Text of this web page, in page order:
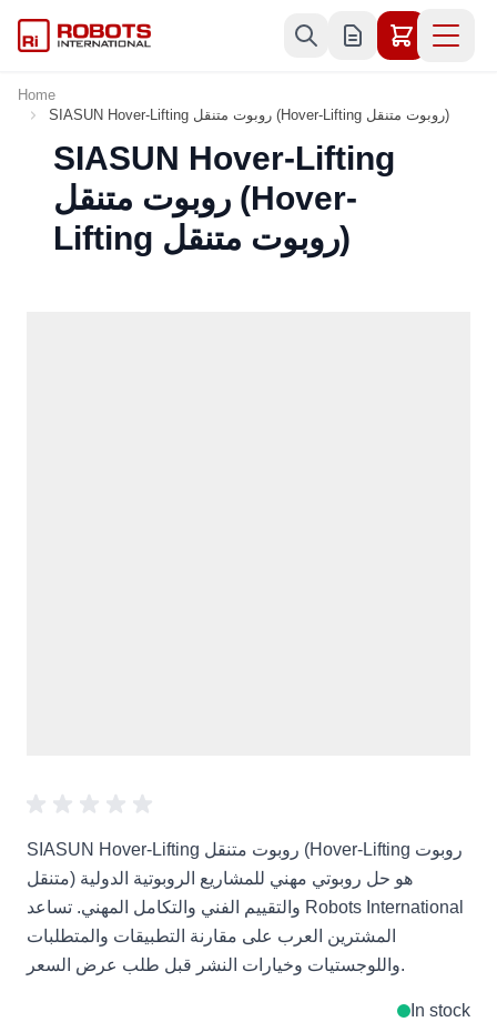
Home
SIASUN Hover-Lifting روبوت متنقل (Hover-Lifting روبوت متنقل)
SIASUN Hover-Lifting
روبوت متنقل (Hover-
Lifting روبوت متنقل)
SIASUN Hover-Lifting روبوت متنقل (Hover-Lifting روبوت
متنقل) هو حل روبوتي مهني للمشاريع الروبوتية الدولية
والتقييم الفني والتكامل المهني. تساعد Robots International
المشترين العرب على مقارنة التطبيقات والمتطلبات
واللوجستيات وخيارات النشر قبل طلب عرض السعر.
In stock